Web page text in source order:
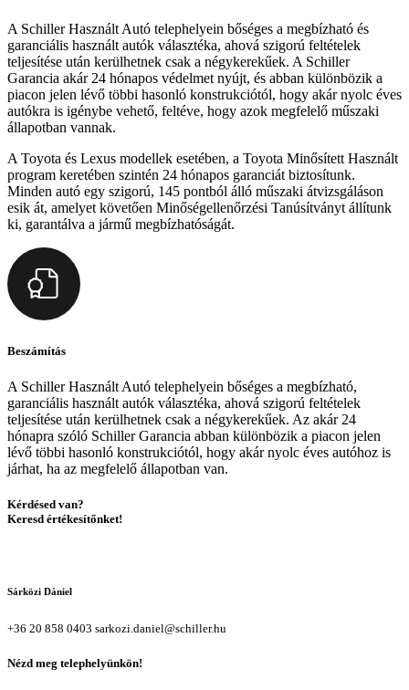
A Schiller Használt Autó telephelyein bőséges a megbízható és
garanciális használt autók választéka, ahová szigorú feltételek
teljesítése után kerülhetnek csak a négykerekűek. A Schiller
Garancia akár 24 hónapos védelmet nyújt, és abban különbözik a
piacon jelen lévő többi hasonló konstrukciótól, hogy akár nyolc éves
autókra is igénybe vehető, feltéve, hogy azok megfelelő műszaki
állapotban vannak.
A Toyota és Lexus modellek esetében, a Toyota Minősített Használt
program keretében szintén 24 hónapos garanciát biztosítunk.
Minden autó egy szigorú, 145 pontból álló műszaki átvizsgáláson
esik át, amelyet követően Minőségellenőrzési Tanúsítványt állítunk
ki, garantálva a jármű megbízhatóságát.
Beszámítás
A Schiller Használt Autó telephelyein bőséges a megbízható,
garanciális használt autók választéka, ahová szigorú feltételek
teljesítése után kerülhetnek csak a négykerekűek. Az akár 24
hónapra szóló Schiller Garancia abban különbözik a piacon jelen
lévő többi hasonló konstrukciótól, hogy akár nyolc éves autóhoz is
járhat, ha az megfelelő állapotban van.
Kérdésed van?
Keresd értékesítőnket!
Sárközi Dániel
+36 20 858 0403 sarkozi.daniel@schiller.hu
Nézd meg telephelyünkön!